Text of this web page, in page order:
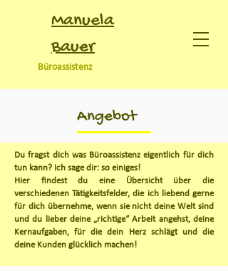
Manuela
Bauer
Büroassistenz
Angebot
Du fragst dich was Büroassistenz eigentlich für dich
tun kann? Ich sage dir: so einiges!
Hier findest du eine Übersicht über die
verschiedenen Tätigkeitsfelder, die ich liebend gerne
für dich übernehme, wenn sie nicht deine Welt sind
und du lieber deine „richtige“ Arbeit angehst, deine
Kernaufgaben, für die dein Herz schlägt und die
deine Kunden glücklich machen!